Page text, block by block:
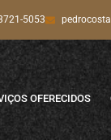
5053
OFERECIDOS